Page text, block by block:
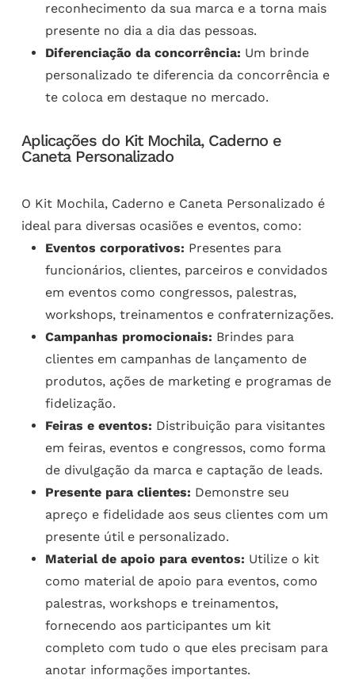
reconhecimento da sua marca e a torna mais
presente no dia a dia das pessoas.
Diferenciação da concorrência: Um brinde
personalizado te diferencia da concorrência e
te coloca em destaque no mercado.
Aplicações do Kit Mochila, Caderno e
Caneta Personalizado
O Kit Mochila, Caderno e Caneta Personalizado é
ideal para diversas ocasiões e eventos, como:
Eventos corporativos: Presentes para
funcionários, clientes, parceiros e convidados
em eventos como congressos, palestras,
workshops, treinamentos e confraternizações.
Campanhas promocionais: Brindes para
clientes em campanhas de lançamento de
produtos, ações de marketing e programas de
fidelização.
Feiras e eventos: Distribuição para visitantes
em feiras, eventos e congressos, como forma
de divulgação da marca e captação de leads.
Presente para clientes: Demonstre seu
apreço e fidelidade aos seus clientes com um
presente útil e personalizado.
Material de apoio para eventos: Utilize o kit
como material de apoio para eventos, como
palestras, workshops e treinamentos,
fornecendo aos participantes um kit
completo com tudo o que eles precisam para
anotar informações importantes.